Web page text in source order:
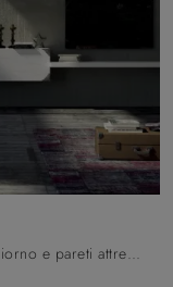
Se desideri mobili soggiorno e pareti attrezzate moderne, scegli il modello Unikawood 04 di Fratelli Mirandola: clicca e scopri di più!